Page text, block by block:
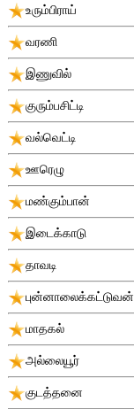
உரும்பிராய்
வரணி
இணுவில்
குரும்பசிட்டி
வல்வெட்டி
ஊரெழு
மண்கும்பான்
இடைக்காடு
தாவடி
புன்னாலைக்கட்டுவன்
மாதகல்
அல்லையூர்
குடத்தனை